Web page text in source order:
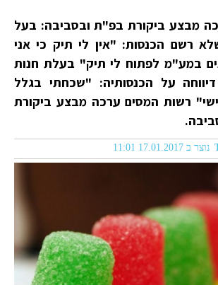
מבצע ביקורת בפ"ת ובסביבה: בעל
רשם הכנסות: "אין לי תיק כי אני
במע"מ לפתוח לי תיק" בעלת חנות
על הכנסותיה: "שכחתי בגלל
רשות המסים ערכה מבצע ביקורת
נוצר ב 17.01.2017 11:01